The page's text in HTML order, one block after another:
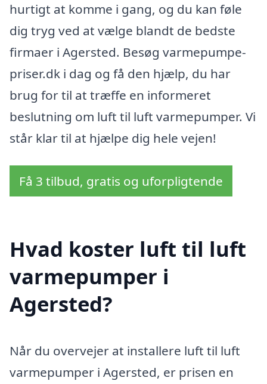
hurtigt at komme i gang, og du kan føle
dig tryg ved at vælge blandt de bedste
firmaer i Agersted. Besøg varmepumpe-
priser.dk i dag og få den hjælp, du har
brug for til at træffe en informeret
beslutning om luft til luft varmepumper. Vi
står klar til at hjælpe dig hele vejen!
Få 3 tilbud, gratis og uforpligtende
Hvad koster luft til luft
varmepumper i
Agersted?
Når du overvejer at installere luft til luft
varmepumper i Agersted, er prisen en